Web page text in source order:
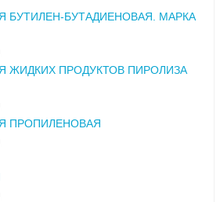
БУТИЛЕН-БУТАДИЕНОВАЯ. МАРКА
ЖИДКИХ ПРОДУКТОВ ПИРОЛИЗА
ПРОПИЛЕНОВАЯ